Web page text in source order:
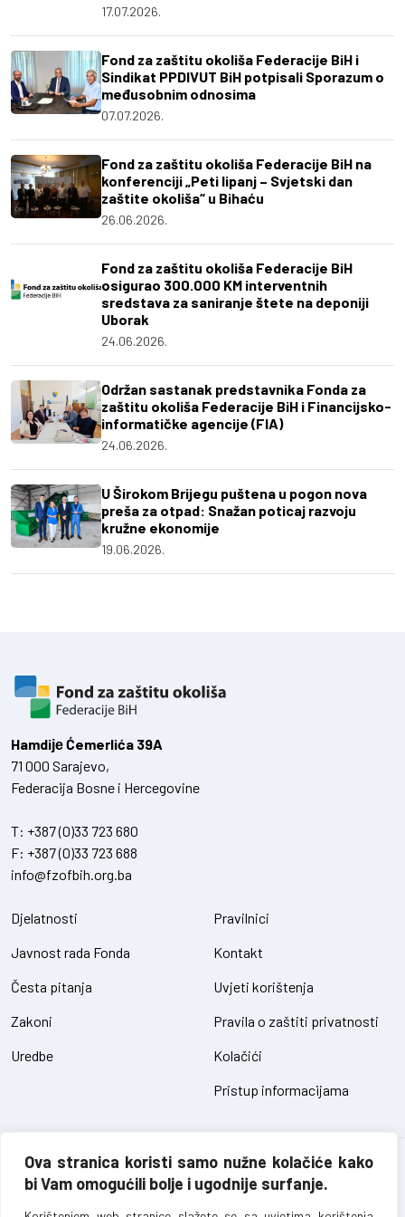
Ova stranica koristi samo nužne kolačiće kako
bi Vam omogućili bolje i ugodnije surfanje.
17.07.2026.
Fond za zaštitu okoliša Federacije BiH i
Sindikat PPDIVUT BiH potpisali Sporazum o
međusobnim odnosima
07.07.2026.
Fond za zaštitu okoliša Federacije BiH na
konferenciji „Peti lipanj – Svjetski dan
zaštite okoliša“ u Bihaću
26.06.2026.
Fond za zaštitu okoliša Federacije BiH
osigurao 300.000 KM interventnih
sredstava za saniranje štete na deponiji
Uborak
24.06.2026.
Održan sastanak predstavnika Fonda za
zaštitu okoliša Federacije BiH i Financijsko-
informatičke agencije (FIA)
24.06.2026.
U Širokom Brijegu puštena u pogon nova
preša za otpad: Snažan poticaj razvoju
kružne ekonomije
19.06.2026.
Hamdiје Ćemerlića 39A
71 000 Sarajevo,
Federacija Bosne i Hercegovine
T: +387 (0)33 723 680
F: +387 (0)33 723 688
info@fzofbih.org.ba
Djelatnosti
Javnost rada Fonda
Česta pitanja
Zakoni
Uredbe
Pravilnici
Kontakt
Uvjeti korištenja
Pravila o zaštiti privatnosti
Kolačići
Pristup informacijama
Fond za zaštitu okoliša FBiH – sva prava pridržana // design and
developmentSIK